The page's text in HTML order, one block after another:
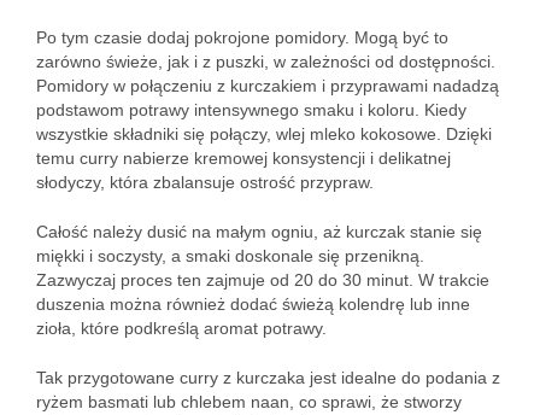
Po tym czasie dodaj pokrojone pomidory. Mogą być to
zarówno świeże, jak i z puszki, w zależności od dostępności.
Pomidory w połączeniu z kurczakiem i przyprawami nadadzą
podstawom potrawy intensywnego smaku i koloru. Kiedy
wszystkie składniki się połączy, wlej mleko kokosowe. Dzięki
temu curry nabierze kremowej konsystencji i delikatnej
słodyczy, która zbalansuje ostrość przypraw.
Całość należy dusić na małym ogniu, aż kurczak stanie się
miękki i soczysty, a smaki doskonale się przenikną.
Zazwyczaj proces ten zajmuje od 20 do 30 minut. W trakcie
duszenia można również dodać świeżą kolendrę lub inne
zioła, które podkreślą aromat potrawy.
Tak przygotowane curry z kurczaka jest idealne do podania z
ryżem basmati lub chlebem naan, co sprawi, że stworzy